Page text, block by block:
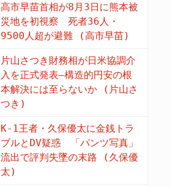
高市早苗首相が8月3日に熊本被
災地を初視察 死者36人・
9500人超が避難 (高市早苗)
片山さつき財務相が日米協調介
入を正式発表―構造的円安の根
本解決には至らないか (片山さ
つき)
K-1王者・久保優太に金銭トラ
ブルとDV疑惑 「パンツ写真」
流出で評判失墜の末路 (久保優
太)